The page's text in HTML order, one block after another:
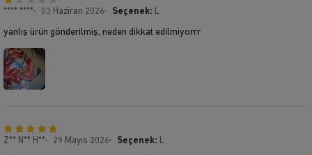
**** **** 03 Haziran 2026 Seçenek: L
yanlış ürün gönderilmiş, neden dikkat edilmiyorrr
Z** N** H** 29 Mayıs 2026 Seçenek: L